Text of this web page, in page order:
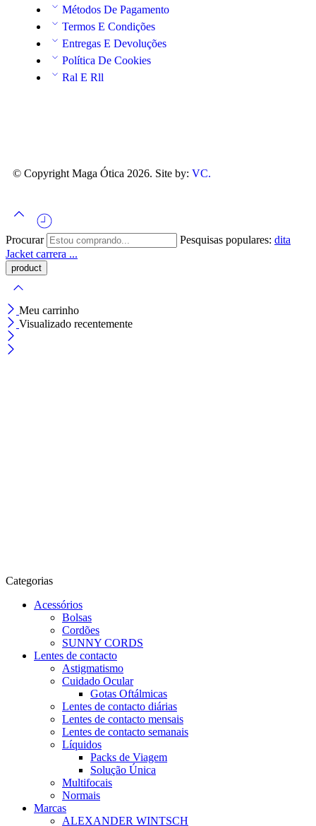
Métodos De Pagamento
Termos E Condições
Entregas E Devoluções
Política De Cookies
Ral E Rll
© Copyright Maga Ótica 2026. Site by: VC.
Procurar Pesquisas populares: dita
Jacket carrera ...
Meu carrinho
Visualizado recentemente
Categorias
Acessórios
Bolsas
Cordões
SUNNY CORDS
Lentes de contacto
Astigmatismo
Cuidado Ocular
Gotas Oftálmicas
Lentes de contacto diárias
Lentes de contacto mensais
Lentes de contacto semanais
Líquidos
Packs de Viagem
Solução Única
Multifocais
Normais
Marcas
ALEXANDER WINTSCH